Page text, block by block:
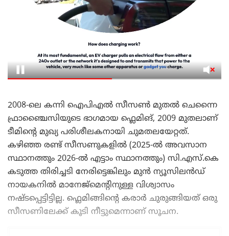
2008-ലെ കന്നി ഐപിഎൽ സീസൺ മുതൽ ചെന്നൈ
ഫ്രാഞ്ചൈസിയുടെ ഭാഗമായ ഫ്ലെമിങ്, 2009 മുതലാണ്
ടീമിന്റെ മുഖ്യ പരിശീലകനായി ചുമതലയേറ്റത്.
കഴിഞ്ഞ രണ്ട് സീസണുകളിൽ (2025-ൽ അവസാന
സ്ഥാനത്തും 2026-ൽ എട്ടാം സ്ഥാനത്തും) സി.എസ്.കെ
കടുത്ത തിരിച്ചടി നേരിട്ടെങ്കിലും മുൻ ന്യൂസിലൻഡ്
നായകനിൽ മാനേജ്മെന്റിനുള്ള വിശ്വാസം
നഷ്ടപ്പെട്ടിട്ടില്ല. ഫ്ലെമിങ്ങിന്റെ കരാർ ചുരുങ്ങിയത് ഒരു
സീസണിലേക്ക് കൂടി നീട്ടുമെന്നാണ് സൂചന.